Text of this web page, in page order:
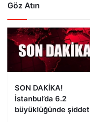
Göz Atın
SON DAKİKA!
İstanbul’da 6.2
büyüklüğünde